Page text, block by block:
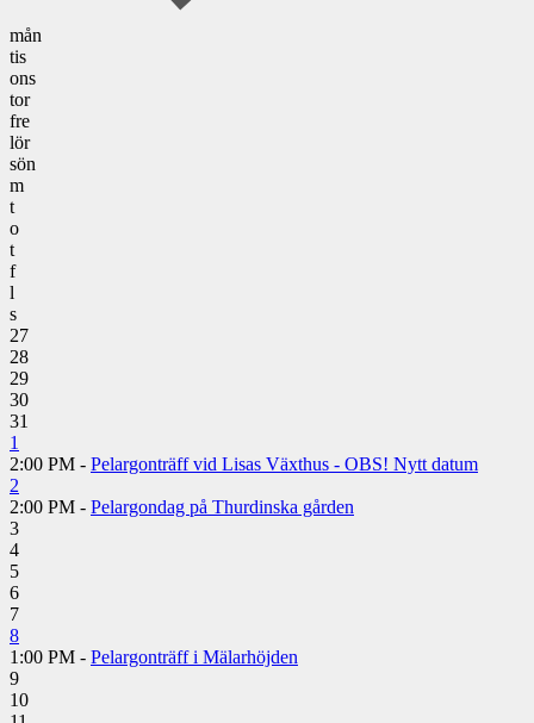
mån
tis
ons
tor
fre
lör
sön
m
t
o
t
f
l
s
27
28
29
30
31
1
2:00 PM - Pelargonträff vid Lisas Växthus - OBS! Nytt datum
2
2:00 PM - Pelargondag på Thurdinska gården
3
4
5
6
7
8
1:00 PM - Pelargonträff i Mälarhöjden
9
10